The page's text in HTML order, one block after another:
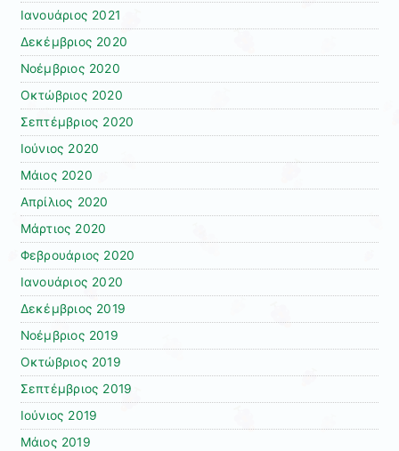
Ιανουάριος 2021
Δεκέμβριος 2020
Νοέμβριος 2020
Οκτώβριος 2020
Σεπτέμβριος 2020
Ιούνιος 2020
Μάιος 2020
Απρίλιος 2020
Μάρτιος 2020
Φεβρουάριος 2020
Ιανουάριος 2020
Δεκέμβριος 2019
Νοέμβριος 2019
Οκτώβριος 2019
Σεπτέμβριος 2019
Ιούνιος 2019
Μάιος 2019